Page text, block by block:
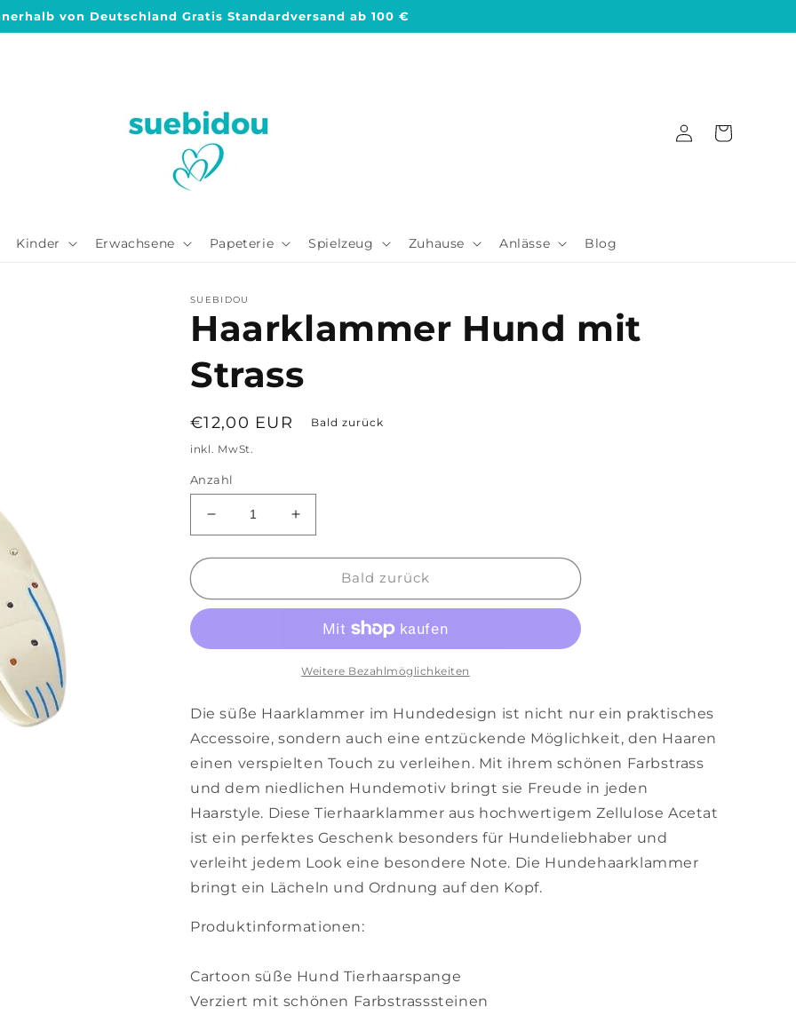
von Deutschland Gratis Standardversand ab 100 €
Kinder Erwachsene Papeterie Spielzeug Zuhause Anlässe Blog
Einloggen
Warenkorb
SUEBIDOU
Haarklammer Hund mit
Strass
Normaler
Preis
€12,00 EUR
Bald zurück
inkl. MwSt.
Anzahl
Verringere
die
Menge
Haarklammer
Strass
Erhöhe
die
Menge
Haarklammer
Strass
Bald zurück
Weitere Bezahlmöglichkeiten
Die süße Haarklammer im Hundedesign ist nicht nur ein praktisches
Accessoire, sondern auch eine entzückende Möglichkeit, den Haaren
einen verspielten Touch zu verleihen. Mit ihrem schönen Farbstrass
und dem niedlichen Hundemotiv bringt sie Freude in jeden
Haarstyle. Diese Tierhaarklammer aus hochwertigem Zellulose Acetat
ist ein perfektes Geschenk besonders für Hundeliebhaber und
verleiht jedem Look eine besondere Note. Die Hundehaarklammer
bringt ein Lächeln und Ordnung auf den Kopf.
Produktinformationen:
Cartoon süße Hund Tierhaarspange
Verziert mit schönen Farbstrasssteinen